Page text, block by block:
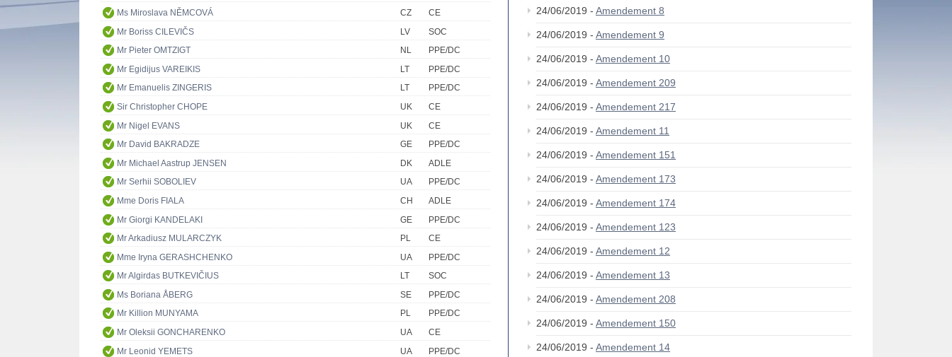
Ms Miroslava NĚMCOVÁ
CZ
CE
Mr Boriss CILEVIČS
LV
SOC
Mr Pieter OMTZIGT
NL
PPE/DC
Mr Egidijus VAREIKIS
LT
PPE/DC
Mr Emanuelis ZINGERIS
LT
PPE/DC
Sir Christopher CHOPE
UK
CE
Mr Nigel EVANS
UK
CE
Mr David BAKRADZE
GE
PPE/DC
Mr Michael Aastrup JENSEN
DK
ADLE
Mr Serhii SOBOLIEV
UA
PPE/DC
Mme Doris FIALA
CH
ADLE
Mr Giorgi KANDELAKI
GE
PPE/DC
Mr Arkadiusz MULARCZYK
PL
CE
Mme Iryna GERASHCHENKO
UA
PPE/DC
Mr Algirdas BUTKEVIČIUS
LT
SOC
Ms Boriana ÅBERG
SE
PPE/DC
Mr Killion MUNYAMA
PL
PPE/DC
Mr Oleksii GONCHARENKO
UA
CE
Mr Leonid YEMETS
UA
PPE/DC
24/06/2019 - Amendement 8
24/06/2019 - Amendement 9
24/06/2019 - Amendement 10
24/06/2019 - Amendement 209
24/06/2019 - Amendement 217
24/06/2019 - Amendement 11
24/06/2019 - Amendement 151
24/06/2019 - Amendement 173
24/06/2019 - Amendement 174
24/06/2019 - Amendement 123
24/06/2019 - Amendement 12
24/06/2019 - Amendement 13
24/06/2019 - Amendement 208
24/06/2019 - Amendement 150
24/06/2019 - Amendement 14